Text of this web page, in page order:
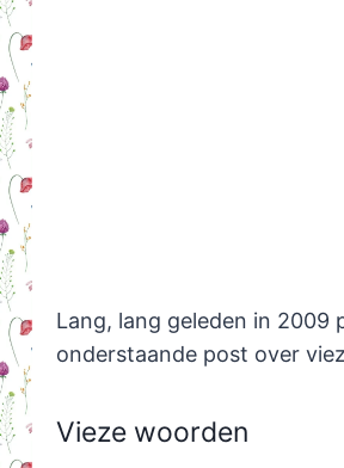
Lang, lang geleden in 2009
onderstaande post over
Vieze woorden